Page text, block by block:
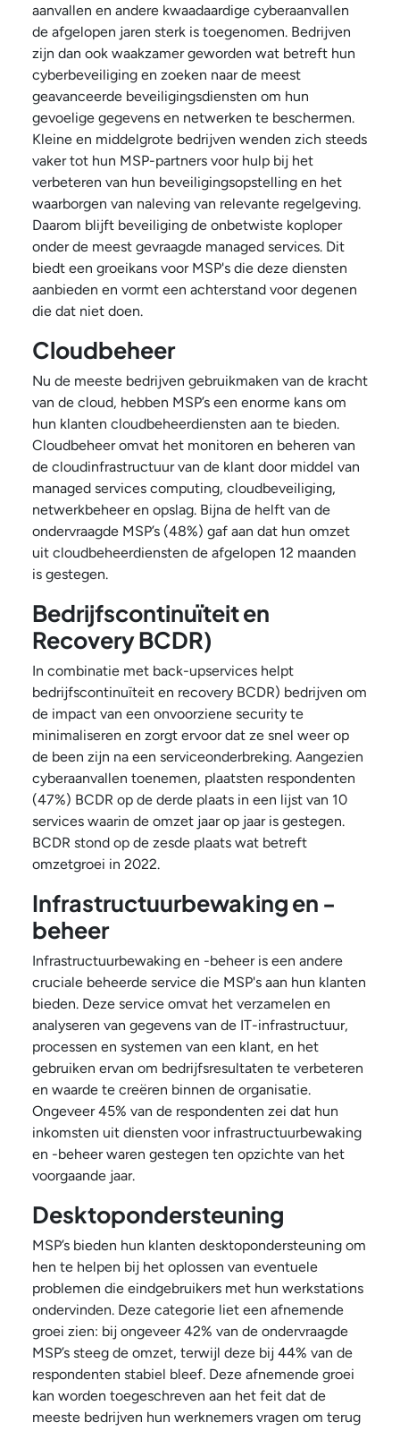
aanvallen en andere kwaadaardige cyberaanvallen
de afgelopen jaren sterk is toegenomen. Bedrijven
zijn dan ook waakzamer geworden wat betreft hun
cyberbeveiliging en zoeken naar de meest
geavanceerde beveiligingsdiensten om hun
gevoelige gegevens en netwerken te beschermen.
Kleine en middelgrote bedrijven wenden zich steeds
vaker tot hun MSP-partners voor hulp bij het
verbeteren van hun beveiligingsopstelling en het
waarborgen van naleving van relevante regelgeving.
Daarom blijft beveiliging de onbetwiste koploper
onder de meest gevraagde managed services. Dit
biedt een groeikans voor MSP's die deze diensten
aanbieden en vormt een achterstand voor degenen
die dat niet doen.
Cloudbeheer
Nu de meeste bedrijven gebruikmaken van de kracht
van de cloud, hebben MSP’s een enorme kans om
hun klanten cloudbeheerdiensten aan te bieden.
Cloudbeheer omvat het monitoren en beheren van
de cloudinfrastructuur van de klant door middel van
managed services computing, cloudbeveiliging,
netwerkbeheer en opslag. Bijna de helft van de
ondervraagde MSP’s (48%) gaf aan dat hun omzet
uit cloudbeheerdiensten de afgelopen 12 maanden
is gestegen.
Bedrijfscontinuïteit en
Recovery BCDR)
In combinatie met back-upservices helpt
bedrijfscontinuïteit en recovery BCDR) bedrijven om
de impact van een onvoorziene security te
minimaliseren en zorgt ervoor dat ze snel weer op
de been zijn na een serviceonderbreking. Aangezien
cyberaanvallen toenemen, plaatsten respondenten
(47%) BCDR op de derde plaats in een lijst van 10
services waarin de omzet jaar op jaar is gestegen.
BCDR stond op de zesde plaats wat betreft
omzetgroei in 2022.
Infrastructuurbewaking en -
beheer
Infrastructuurbewaking en -beheer is een andere
cruciale beheerde service die MSP's aan hun klanten
bieden. Deze service omvat het verzamelen en
analyseren van gegevens van de IT-infrastructuur,
processen en systemen van een klant, en het
gebruiken ervan om bedrijfsresultaten te verbeteren
en waarde te creëren binnen de organisatie.
Ongeveer 45% van de respondenten zei dat hun
inkomsten uit diensten voor infrastructuurbewaking
en -beheer waren gestegen ten opzichte van het
voorgaande jaar.
Desktopondersteuning
MSP’s bieden hun klanten desktopondersteuning om
hen te helpen bij het oplossen van eventuele
problemen die eindgebruikers met hun werkstations
ondervinden. Deze categorie liet een afnemende
groei zien: bij ongeveer 42% van de ondervraagde
MSP’s steeg de omzet, terwijl deze bij 44% van de
respondenten stabiel bleef. Deze afnemende groei
kan worden toegeschreven aan het feit dat de
meeste bedrijven hun werknemers vragen om terug